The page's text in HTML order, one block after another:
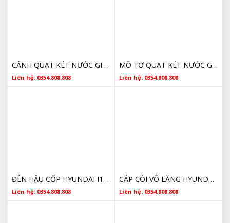
CÁNH QUẠT KÉT NƯỚC GIÀN NÓNG HYUNDAI I10 25231B4000 GIÁ TỐT
Liên hệ: 0354.808.808
MÔ TƠ QUẠT KÉT NƯỚC GIÀN NÓNG HYUNDAI 25386B9130 GIÁ TỐT
Liên hệ: 0354.808.808
ĐÈN HẬU CỐP HYUNDAI I10 SEDAN 2021 2022 CHÍNH HÃNG
Liên hệ: 0354.808.808
CÁP CÒI VÔ LĂNG HYUNDAI I10 93490A4110 2013 2014 2015 2016 2017 2018 2019 2020 CHÍNH HÃNG
Liên hệ: 0354.808.808